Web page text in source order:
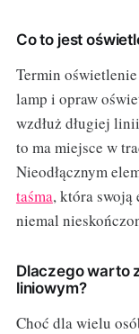
Co to jest
Termin
lamp i opraw
wzdłuż długiej
to ma miejsce w
Nieodłącznym
taśma, która swoją
niemal
Dlaczego warto
liniowym?
Choć dla wielu